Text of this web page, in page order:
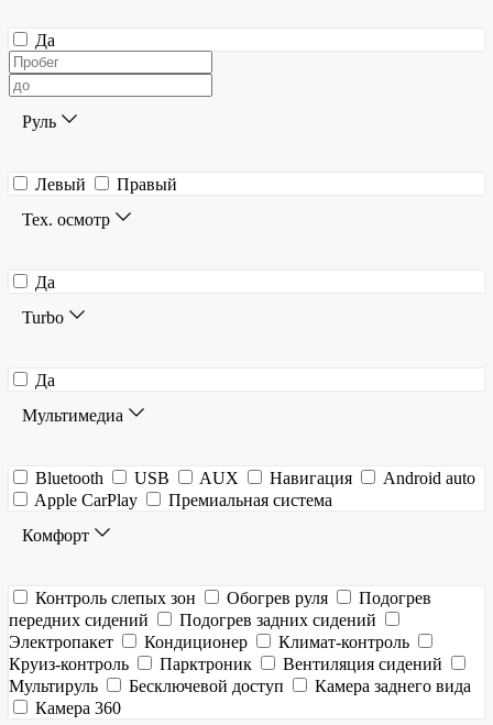
Да
Руль
Левый
Правый
Тех. осмотр
Да
Turbo
Да
Мультимедиа
Bluetooth USB AUX Навигация
Android auto
Apple CarPlay
Премиальная система
Комфорт
Контроль слепых зон Обогрев руля
Подогрев
передних сидений
Подогрев задних сидений
Электропакет
Кондиционер
Климат-контроль
Круиз-контроль
Парктроник
Вентиляция сидений
Мультируль
Бесключевой доступ
Камера заднего вида
Камера 360